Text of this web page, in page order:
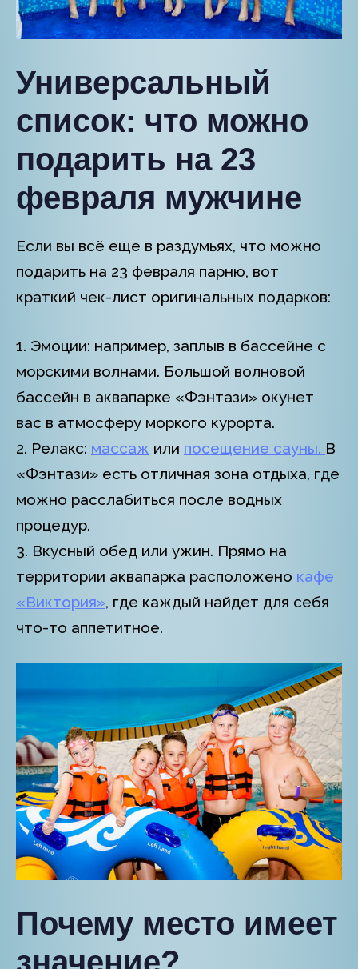
Универсальный
список: что можно
подарить на 23
февраля мужчине
Если вы всё еще в раздумьях, что можно
подарить на 23 февраля парню, вот
краткий чек-лист оригинальных подарков:
1. Эмоции: например, заплыв в бассейне с
морскими волнами. Большой волновой
бассейн в аквапарке «Фэнтази» окунет
вас в атмосферу моркого курорта.
2. Релакс: массаж или посещение сауны. В
«Фэнтази» есть отличная зона отдыха, где
можно расслабиться после водных
процедур.
3. Вкусный обед или ужин. Прямо на
территории аквапарка расположено кафе
«Виктория», где каждый найдет для себя
что-то аппетитное.
Почему место имеет